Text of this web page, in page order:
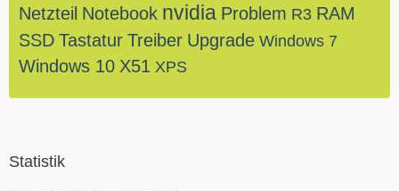
Netzteil Notebook nvidia Problem R3 RAM
SSD Tastatur Treiber Upgrade Windows 7
Windows 10 X51 XPS
Statistik